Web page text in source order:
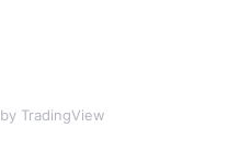
by TradingView